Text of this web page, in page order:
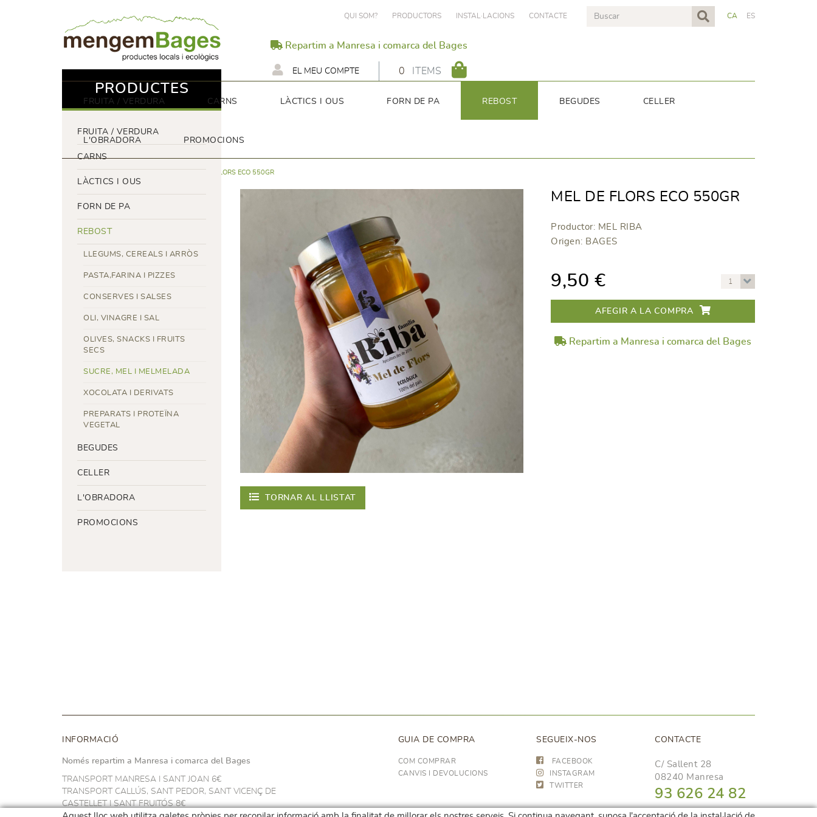
CA ES
QUI SOM? PRODUCTORS INSTAL·LACIONS CONTACTE
Repartim a Manresa i comarca del Bages
0 ITEMS
EL MEU COMPTE
FRUITA / VERDURA CARNS LÀCTICS I OUS FORN DE PA REBOST BEGUDES CELLER
L'OBRADORA PROMOCIONS
MEL DE FLORS ECO 550GR
PRODUCTES
FRUITA / VERDURA
CARNS
LÀCTICS I OUS
FORN DE PA
REBOST
LLEGUMS, CEREALS I ARRÒS
PASTA,FARINA I PIZZES
CONSERVES I SALSES
OLI, VINAGRE I SAL
OLIVES, SNACKS I FRUITS
SECS
SUCRE, MEL I MELMELADA
XOCOLATA I DERIVATS
PREPARATS I PROTEÏNA
VEGETAL
BEGUDES
CELLER
L'OBRADORA
PROMOCIONS
MEL DE FLORS ECO 550GR
Productor: MEL RIBA
Origen: BAGES
9,50 € 1
AFEGIR A LA COMPRA
Repartim a Manresa i comarca del Bages
TORNAR AL LLISTAT
INFORMACIÓ
Només repartim a Manresa i comarca del Bages
TRANSPORT MANRESA I SANT JOAN 6€
TRANSPORT CALLÚS, SANT PEDOR, SANT VICENÇ DE
CASTELLET I SANT FRUITÓS 8€
GUIA DE COMPRA
COM COMPRAR
CANVIS I DEVOLUCIONS
SEGUEIX-NOS
FACEBOOK
INSTAGRAM
TWITTER
CONTACTE
C/ Sallent 28
08240 Manresa
93 626 24 82